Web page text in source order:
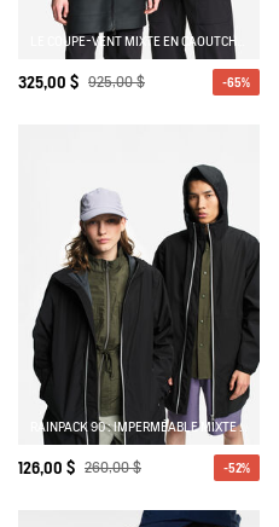
325,00 $ 925,00 $ -65%
RAINPACK 90 : IMPERMÉABLE MIXTE COUPE-VENT MTD , LONG ET PLIABLE
126,00 $ 260,00 $ -52%